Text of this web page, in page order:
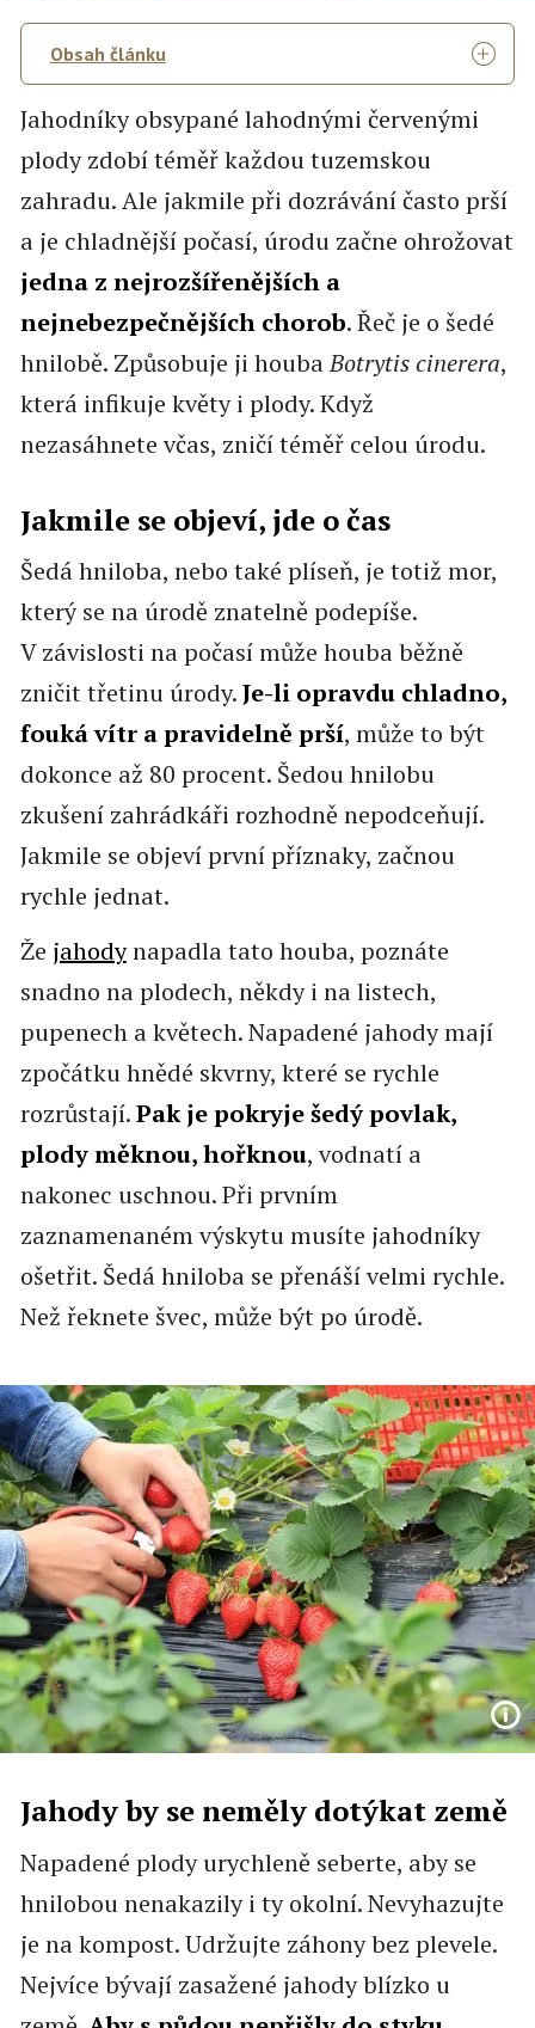
Obsah článku
Jahodníky obsypané lahodnými červenými
plody zdobí téměř každou tuzemskou
zahradu. Ale jakmile při dozrávání často prší
a je chladnější počasí, úrodu začne ohrožovat
jedna z nejrozšířenějších a
nejnebezpečnějších chorob. Řeč je o šedé
hnilobě. Způsobuje ji houbaBotrytis cinerera,
která infikuje květy i plody. Když
nezasáhnete včas, zničí téměř celou úrodu.
Jakmile se objeví, jde o čas
Šedá hniloba, nebo také plíseň, je totiž mor,
který se na úrodě znatelně podepíše.
V závislosti na počasí může houba běžně
zničit třetinu úrody.Je-li opravdu chladno,
fouká vítr a pravidelně prší, může to být
dokonce až 80 procent. Šedou hnilobu
zkušení zahrádkáři rozhodně nepodceňují.
Jakmile se objeví první příznaky, začnou
rychle jednat.
Že jahodynapadla tato houba, poznáte
snadno na plodech, někdy i na listech,
pupenech a květech. Napadené jahody mají
zpočátku hnědé skvrny, které se rychle
rozrůstají.Pak je pokryje šedý povlak,
plody měknou, hořknou, vodnatí a
nakonec uschnou. Při prvním
zaznamenaném výskytu musíte jahodníky
ošetřit. Šedá hniloba se přenáší velmi rychle.
Než řeknete švec, může být po úrodě.
Jahody by se neměly dotýkat země
Napadené plody urychleně seberte, aby se
hnilobou nenakazily i ty okolní. Nevyhazujte
je na kompost. Udržujte záhony bez plevele.
Nejvíce bývají zasažené jahody blízko u